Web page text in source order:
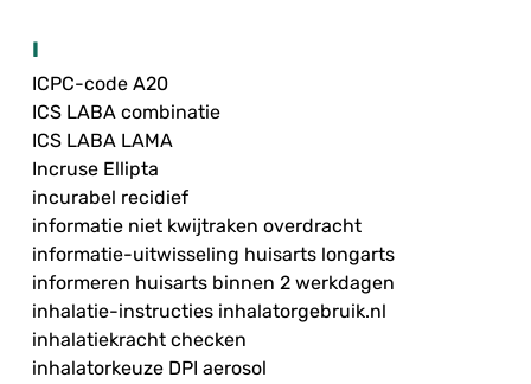
I
ICPC-code A20
ICS LABA combinatie
ICS LABA LAMA
Incruse Ellipta
incurabel recidief
informatie niet kwijtraken overdracht
informatie-uitwisseling huisarts longarts
informeren huisarts binnen 2 werkdagen
inhalatie-instructies inhalatorgebruik.nl
inhalatiekracht checken
inhalatorkeuze DPI aerosol